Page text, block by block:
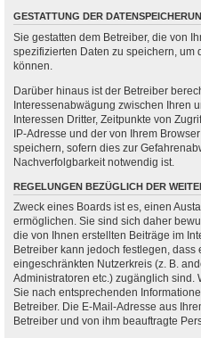
GESTATTUNG DER
Sie gestatten dem Betreiber, die von
spezifizierten Daten zu speichern, um
können.
Darüber hinaus ist der Betreiber
Interessenabwägung zwischen Ihren
Interessen Dritter, Zeitpunkte von
IP-Adresse und der von Ihrem
speichern, sofern dies zur
Nachverfolgbarkeit notwendig ist.
REGELUNGEN BEZÜGLICH DER
Zweck eines Boards ist es, einen
ermöglichen. Sie sind sich daher
die von Ihnen erstellten Beiträge im
Betreiber kann jedoch festlegen,
eingeschränkten Nutzerkreis (z. B.
Administratoren etc.) zugänglich sind.
Sie nach entsprechenden
Betreiber. Die E-Mail-Adresse aus
Betreiber und von ihm beauftragte